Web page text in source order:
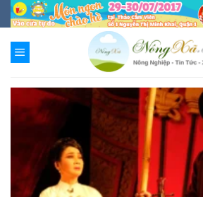
Chuyển
đến
nội
dung